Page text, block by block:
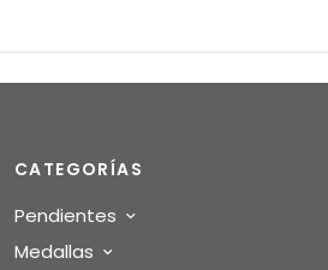
CATEGORÍAS
Pendientes
Medallas